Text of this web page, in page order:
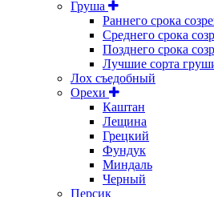
Груша
Раннего срока
Среднего срока
Позднего срока
Лучшие сорта
Лох съедобный
Орехи
Каштан
Лещина
Грецкий
Фундук
Миндаль
Черный
Персик